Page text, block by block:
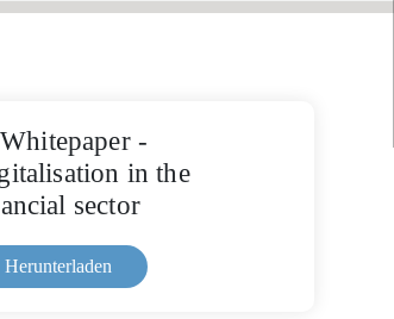
Whitepaper -
in the
sector
Herunterladen